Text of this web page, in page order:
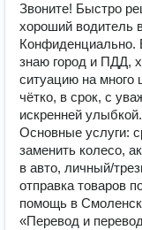
Звоните! Быстро
хороший водитель
Конфиденциально.
знаю город и ПДД,
ситуацию на много
чётко, в срок, с
искренней
Основные услуги:
заменить колесо,
в авто, личный/
отправка товаров
помощь в
«Перевод и